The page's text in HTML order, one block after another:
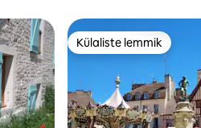
Külaliste lemmik
Külaliste lemmik